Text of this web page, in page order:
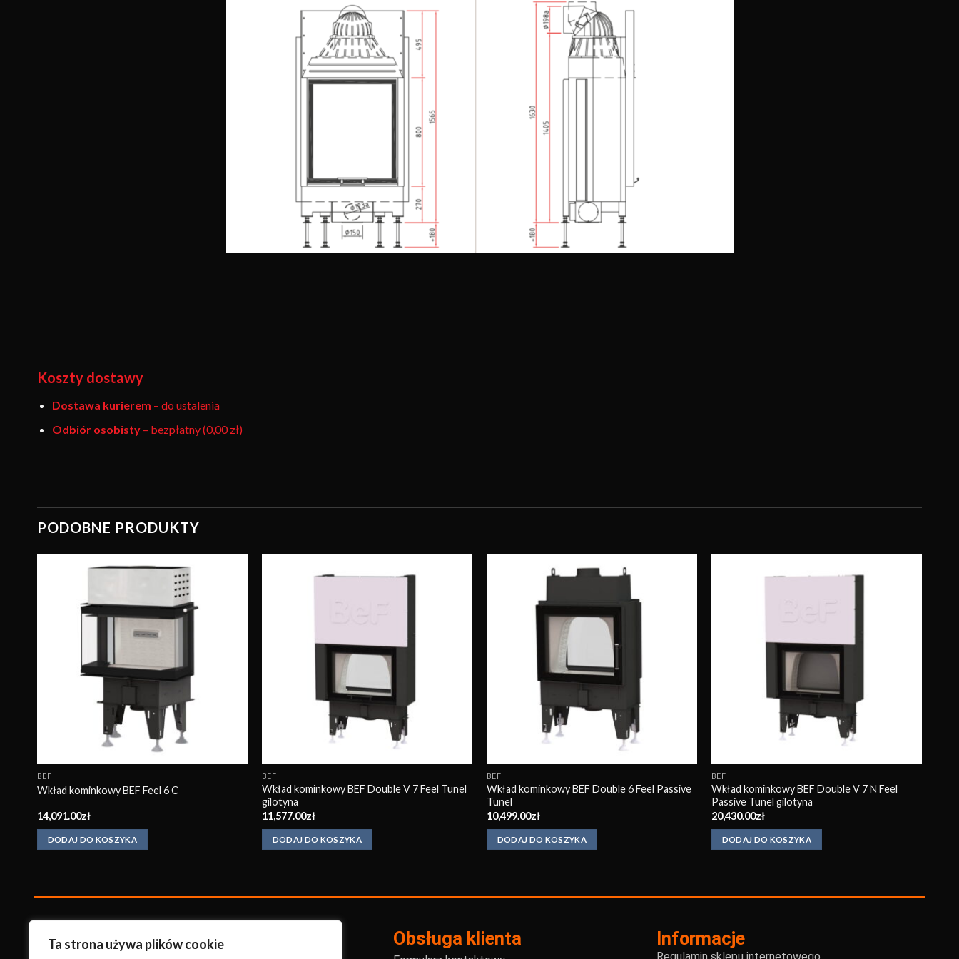
Ta strona używa plików cookie
Koszty dostawy
Dostawa kurierem – do ustalenia
Odbiór osobisty– bezpłatny (0,00 zł)
PODOBNE PRODUKTY
BEF
Wkład kominkowy BEF Feel 6 C
14,091.00zł
DODAJ DO KOSZYKA
BEF
Wkład kominkowy BEF Double V 7 Feel Tunel
gilotyna
11,577.00zł
DODAJ DO KOSZYKA
BEF
Wkład kominkowy BEF Double 6 Feel Passive
Tunel
10,499.00zł
DODAJ DO KOSZYKA
BEF
Wkład kominkowy BEF Double V 7 N Feel
Passive Tunel gilotyna
20,430.00zł
DODAJ DO KOSZYKA
KonradKominki
Obsługa klienta Informacje